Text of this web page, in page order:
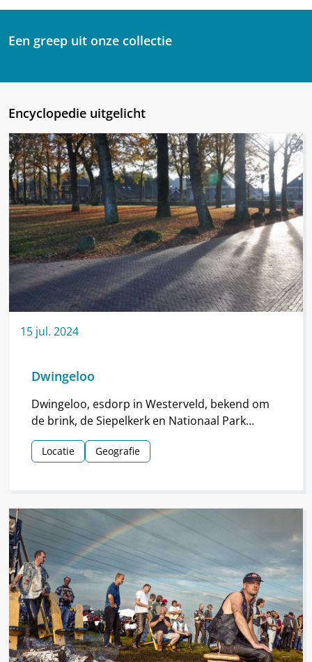
Een greep uit onze collectie
Encyclopedie uitgelicht
15 jul. 2024
Dwingeloo
Dwingeloo, esdorp in Westerveld, bekend om
de brink, de Siepelkerk en Nationaal Park
Dwingelderveld. Het dorp ontstond rond de
middeleeuwen.
Locatie Geografie